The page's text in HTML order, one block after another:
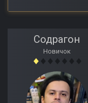
Содрагон
Новичок